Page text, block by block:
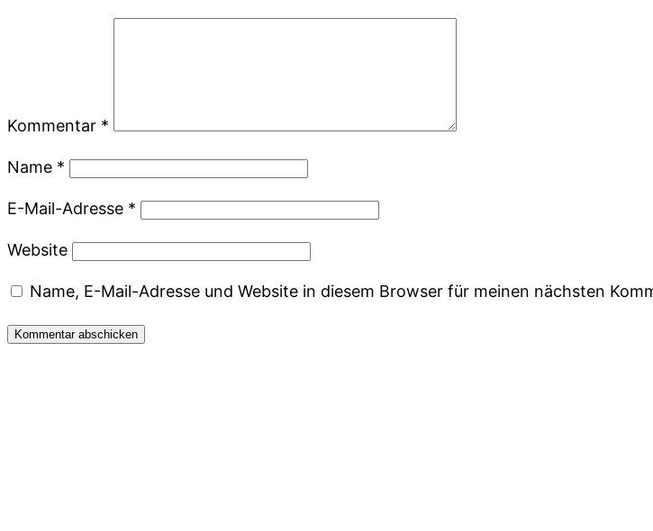
Kommentar *
Name *
E-Mail-Adresse *
Website
Name, E-Mail-Adresse und Website in diesem Browser für meinen nächsten